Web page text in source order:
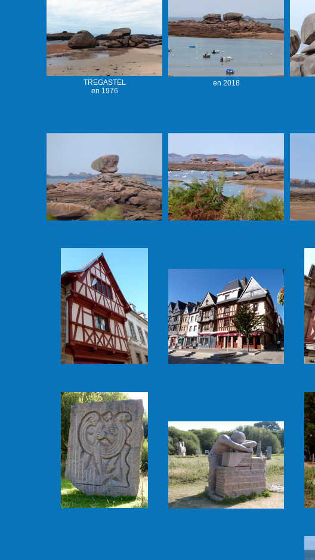
TREGASTEL
en 1976
en 2018